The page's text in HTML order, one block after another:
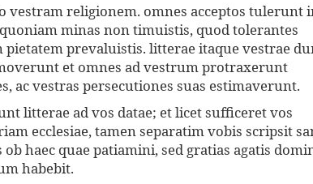
vestram religionem. omnes acceptos tulerunt
minas non timuistis, quod tolerantes
prevaluistis. litterae itaque vestrae
et omnes ad vestrum protraxerunt
ac vestras persecutiones suas estimaverunt.
litterae ad vos datae; et licet sufficeret vos
ecclesiae, tamen separatim vobis scripsit
haec quae patiamini, sed gratias agatis
habebit.